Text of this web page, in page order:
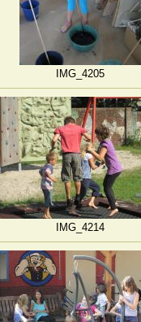
IMG_4205
IMG_4214